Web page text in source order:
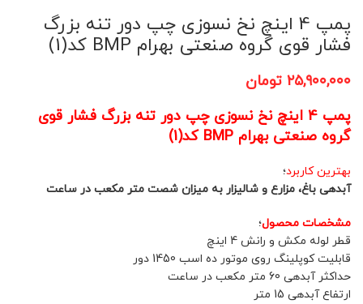
پمپ 4 اینچ نخ نسوزی چپ دور تنه بزرگ
فشار قوی گروه صنعتی بهرام BMP کد(1)
۲۵,۹۰۰,۰۰۰ تومان
پمپ 4 اینچ نخ نسوزی چپ دور تنه بزرگ فشار قوی
گروه صنعتی بهرام BMP کد(1)
بهترین کاربرد؛
آبدهی باغ، مزارع و شالیزار به میزان شصت متر مکعب در ساعت
مشخصات محصول؛
قطر لوله مکش و رانش 4 اینچ
قابلیت کوپلینگ روی موتور ده اسب 1450 دور
حداکثر آبدهی 60 متر مکعب در ساعت
ارتفاع آبدهی 15 متر